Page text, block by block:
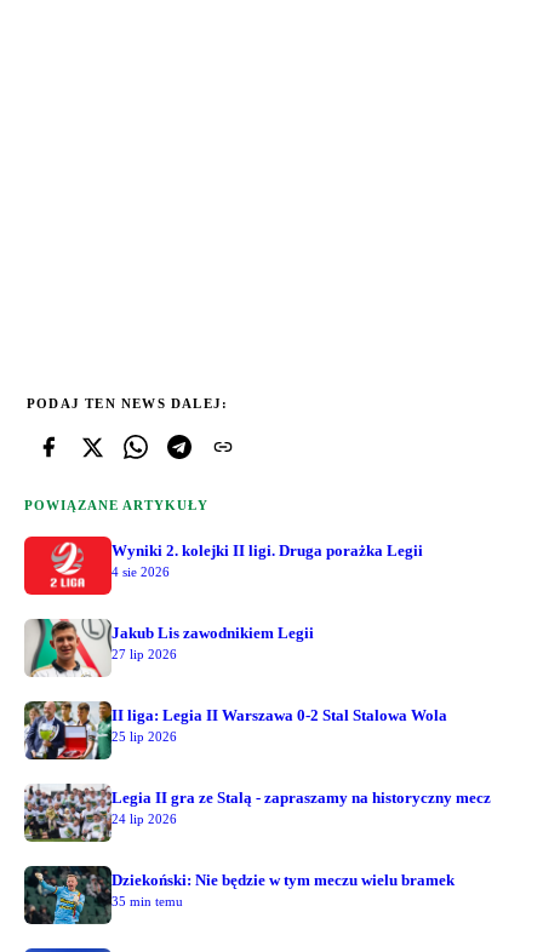
PODAJ TEN NEWS DALEJ:
POWIĄZANE ARTYKUŁY
Wyniki 2. kolejki II ligi. Druga porażka Legii
4 sie 2026
Jakub Lis zawodnikiem Legii
27 lip 2026
II liga: Legia II Warszawa 0-2 Stal Stalowa Wola
25 lip 2026
Legia II gra ze Stalą - zapraszamy na historyczny mecz
24 lip 2026
Dziekoński: Nie będzie w tym meczu wielu bramek
35 min temu